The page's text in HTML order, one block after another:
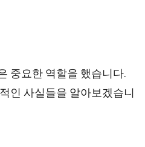
중요한 역할을 했습니다.
인 사실들을 알아보겠습니